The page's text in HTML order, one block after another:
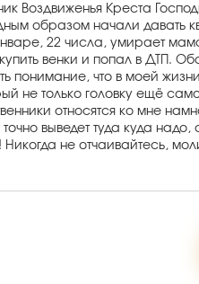
Воздвиженья Креста
образом начали давать
22 числа, умирает
венки и попал в ДТП.
понимание, что в моей
не только головку ещё
относятся ко мне
выведет туда куда
не отчаивайтесь,